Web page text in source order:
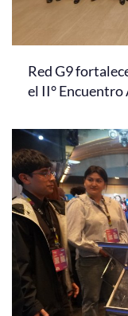
Red G9
el II°